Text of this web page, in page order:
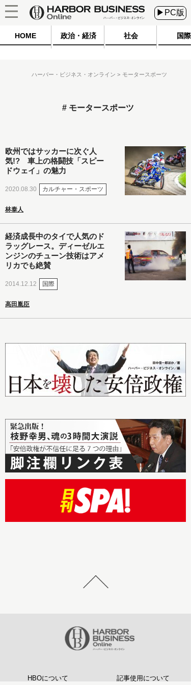
▶PC版
HOME 政治・経済 社会 国際
ハーバー・ビジネス・オンライン モータースポーツ
モータースポーツ
欧州ではサッカーに次ぐ人
気!? 車上の格闘技「スピー
ドウェイ」の魅力
2020.08.30 カルチャー・スポーツ
林泰人
経済成長中のタイで人気のド
ラッグレース。ディーゼルエ
ンジンのチューン技術はアメ
リカでも絶賛
2014.12.12 国際
高田胤臣
HBOについて 記事使用について